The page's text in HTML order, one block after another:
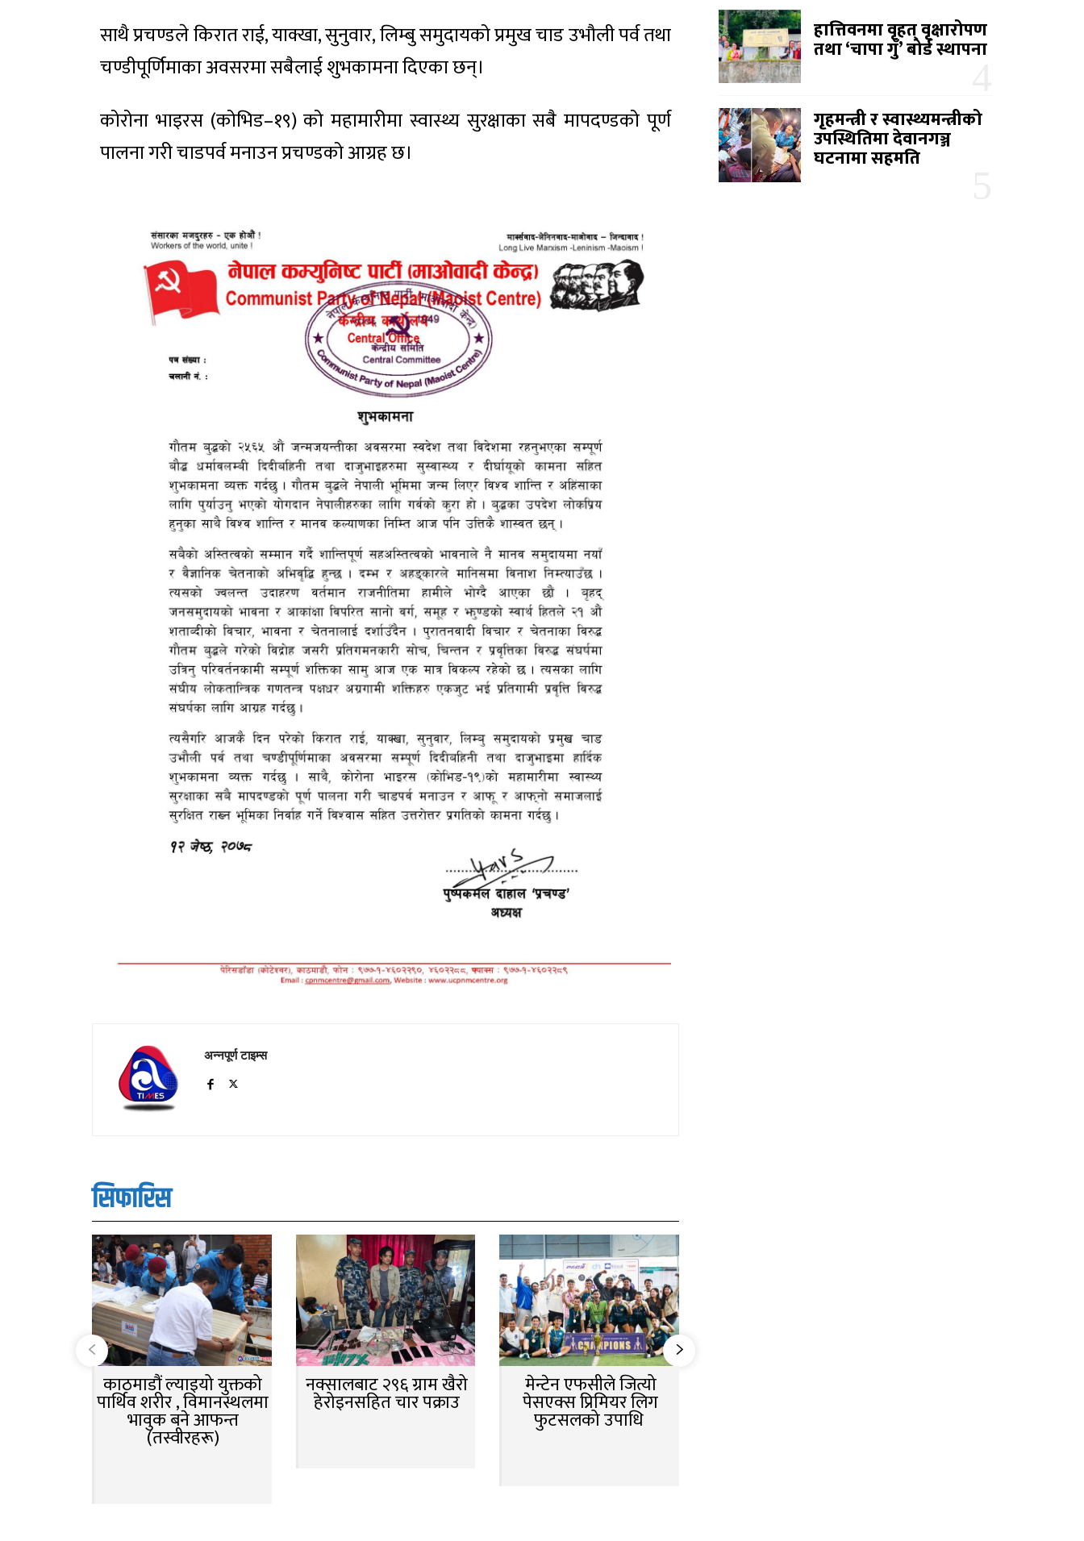
साथै प्रचण्डले किरात राई, याक्खा, सुनुवार, लिम्बु समुदायको प्रमुख चाड उभौली पर्व तथा
चण्डीपूर्णिमाका अवसरमा सबैलाई शुभकामना दिएका छन्।
कोरोना भाइरस (कोभिड–१९) को महामारीमा स्वास्थ्य सुरक्षाका सबै मापदण्डको पूर्ण
पालना गरी चाडपर्व मनाउन प्रचण्डको आग्रह छ।
अन्नपूर्ण टाइम्स
सिफारिस
काठमाडौं ल्याइयो युक्तको
पार्थिव शरीर , विमानस्थलमा
भावुक बने आफन्त
(तस्वीरहरू)
नक्सालबाट २९६ ग्राम खैरो
हेरोइनसहित चार पक्राउ
मेन्टेन एफसीले जित्यो
पेसएक्स प्रिमियर लिग
फुटसलको उपाधि
हात्तिवनमा वृहत् वृक्षारोपण
तथा ‘चापा गुँ’ बोर्ड स्थापना
गृहमन्त्री र स्वास्थ्यमन्त्रीको
उपस्थितिमा देवानगञ्ज
घटनामा सहमति